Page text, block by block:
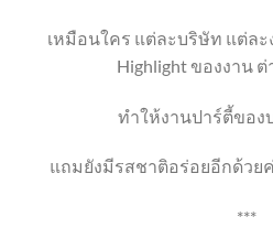
เหมือนใคร แต่ละบริษัท แต่ละ
Highlight ของงาน
ทำให้งานปาร์ตี้ขอ
แถมยังมีรสชาติอร่อยอีกด้วย
***